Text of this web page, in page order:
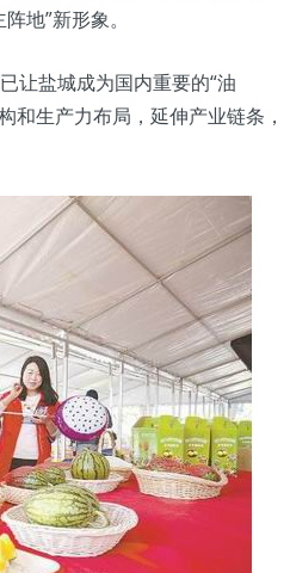
地”新形象。
让盐城成为国内重要的“油
和生产力布局，延伸产业链条，